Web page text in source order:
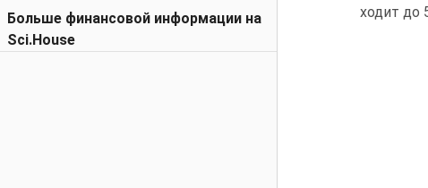
Больше финансовой информации на
Sci.House
ходит до